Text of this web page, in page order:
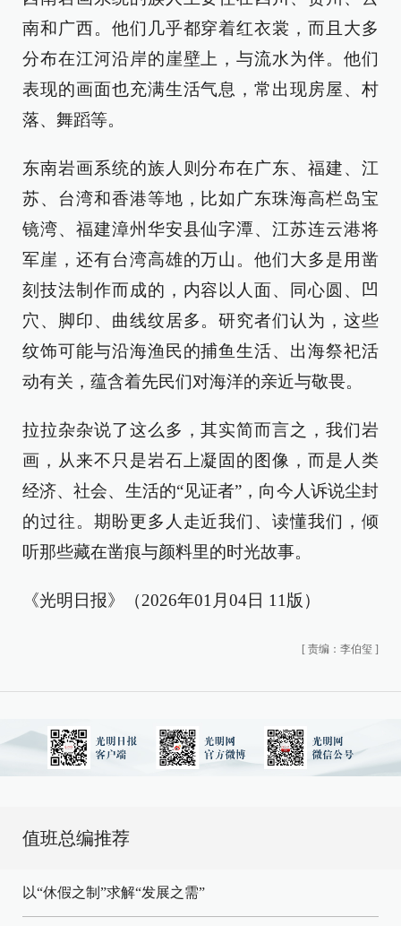
南和广西。他们几乎都穿着红衣裳，而且大多
分布在江河沿岸的崖壁上，与流水为伴。他们
表现的画面也充满生活气息，常出现房屋、村
落、舞蹈等。
东南岩画系统的族人则分布在广东、福建、江
苏、台湾和香港等地，比如广东珠海高栏岛宝
镜湾、福建漳州华安县仙字潭、江苏连云港将
军崖，还有台湾高雄的万山。他们大多是用凿
刻技法制作而成的，内容以人面、同心圆、凹
穴、脚印、曲线纹居多。研究者们认为，这些
纹饰可能与沿海渔民的捕鱼生活、出海祭祀活
动有关，蕴含着先民们对海洋的亲近与敬畏。
拉拉杂杂说了这么多，其实简而言之，我们岩
画，从来不只是岩石上凝固的图像，而是人类
经济、社会、生活的“见证者”，向今人诉说尘封
的过往。期盼更多人走近我们、读懂我们，倾
听那些藏在凿痕与颜料里的时光故事。
《光明日报》（2026年01月04日 11版）
[ 责编：李伯玺 ]
值班总编推荐
以“休假之制”求解“发展之需”